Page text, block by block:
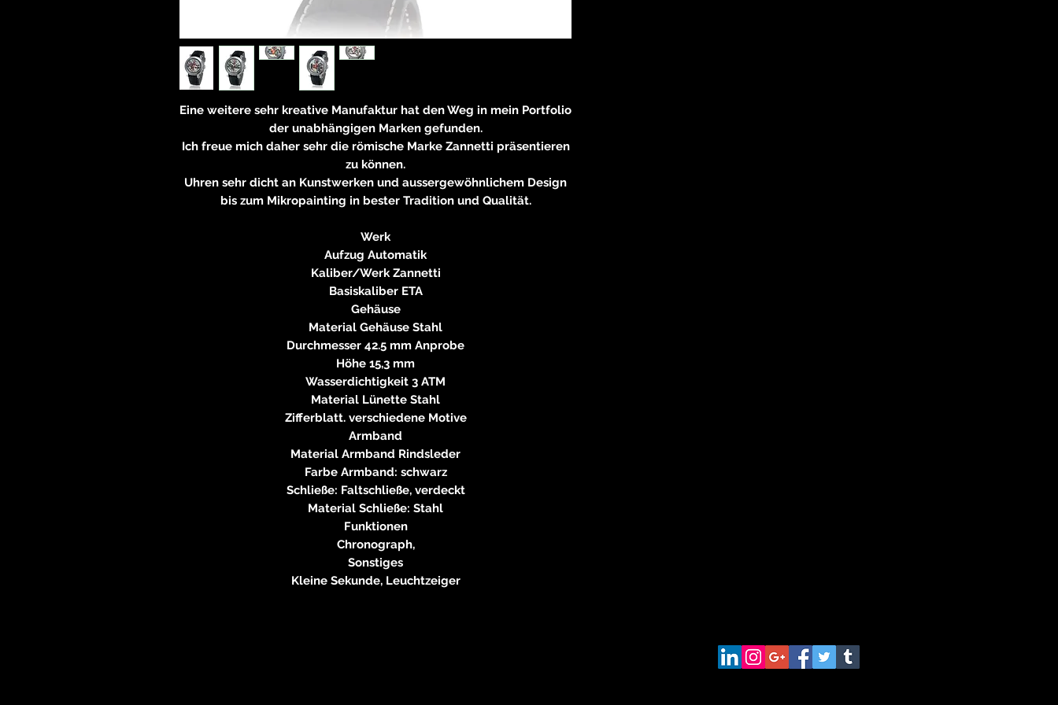
Eine weitere sehr kreative Manufaktur hat den Weg in mein Portfolio
der unabhängigen Marken gefunden.
Ich freue mich daher sehr die römische Marke Zannetti präsentieren
zu können.
Uhren sehr dicht an Kunstwerken und aussergewöhnlichem Design
bis zum Mikropainting in bester Tradition und Qualität.
Werk
Aufzug Automatik
Kaliber/Werk Zannetti
Basiskaliber ETA
Gehäuse
Material Gehäuse Stahl
Durchmesser 42.5 mm Anprobe
Höhe 15,3 mm
Wasserdichtigkeit 3 ATM
Material Lünette Stahl
Zifferblatt. verschiedene Motive
Armband
Material Armband Rindsleder
Farbe Armband: schwarz
Schließe: Faltschließe, verdeckt
Material Schließe: Stahl
Funktionen
Chronograph,
Sonstiges
Kleine Sekunde, Leuchtzeiger